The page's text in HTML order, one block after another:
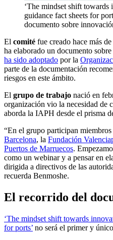
‘The mindset shift towards
guidance fact sheets for
documento sobre
El comité fue creado hace más
ha elaborado un documento
ha sido adoptado por la
parte de la documentación
riesgos en este ámbito.
El grupo de trabajo nació en
organización vio la necesidad de
aborda la IAPH desde el prisma
“En el grupo participan
Barcelona, la Fundación
Puertos de Marruecos.
como un webinary a pensar en
dirigida a directivos de las
recuerda Benmoshe.
El recorrido del
‘The mindset shift towards
for ports’ no será el primer y